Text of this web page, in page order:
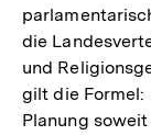
die
und
gilt die
Planung